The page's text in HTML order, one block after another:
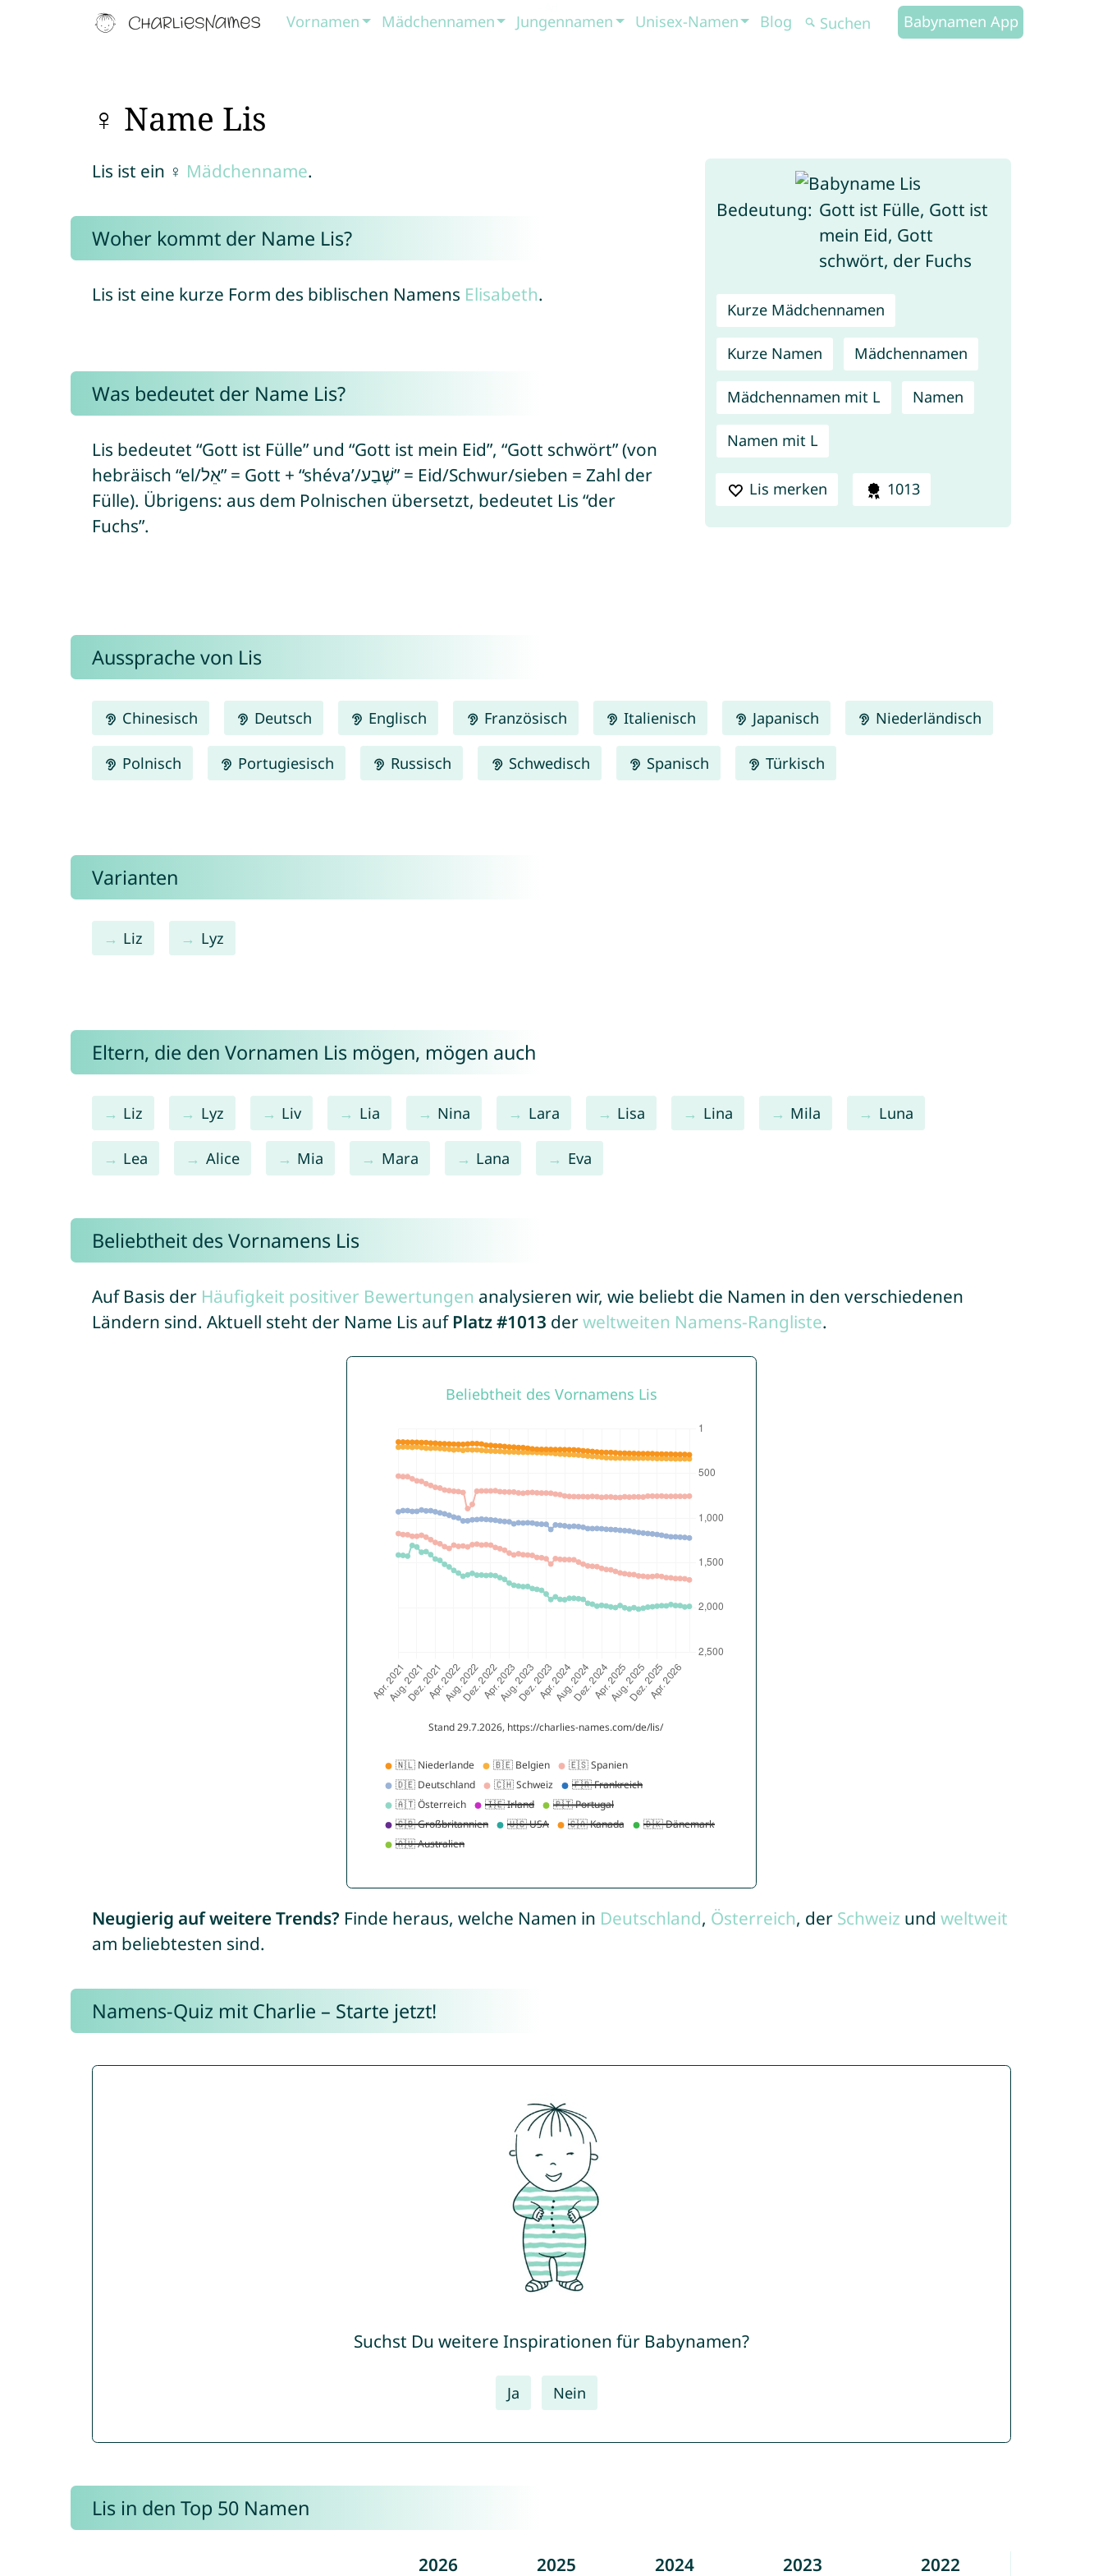
Vornamen Mädchennamen Jungennamen Unisex-Namen Blog Babynamen App
♀ Name Lis
Bedeutung: Gott ist Fülle, Gott ist
mein Eid, Gott
schwört, der Fuchs
Kurze Mädchennamen
Kurze Namen Mädchennamen
Mädchennamen mit L Namen
Namen mit L
Lis merken 1013
Lis ist ein ♀ Mädchenname.
Woher kommt der Name Lis?
Lis ist eine kurze Form des biblischen Namens Elisabeth.
Was bedeutet der Name Lis?
Lis bedeutet “Gott ist Fülle” und “Gott ist mein Eid”, “Gott schwört” (von
hebräisch “el/אֵל” = Gott + “shéva’/שֶׁבַע” = Eid/Schwur/sieben = Zahl der
Fülle). Übrigens: aus dem Polnischen übersetzt, bedeutet Lis “der
Fuchs”.
Aussprache von Lis
Chinesisch Deutsch Englisch Französisch Italienisch Japanisch Niederländisch
Polnisch Portugiesisch Russisch Schwedisch Spanisch Türkisch
Varianten
Liz Lyz
Eltern, die den Vornamen Lis mögen, mögen auch
Liz Lyz Liv Lia Nina Lara Lisa Lina Mila Luna
Lea Alice Mia Mara Lana Eva
Beliebtheit des Vornamens Lis
Auf Basis der Häufigkeit positiver Bewertungen analysieren wir, wie beliebt die Namen in den verschiedenen
Ländern sind. Aktuell steht der Name Lis auf Platz #1013 derweltweiten Namens-Rangliste.
Neugierig auf weitere Trends? Finde heraus, welche Namen in Deutschland, Österreich, der Schweiz und weltweit
am beliebtesten sind.
Namens-Quiz mit Charlie – Starte jetzt!
Suchst Du weitere Inspirationen für Babynamen?
Ja Nein
Lis in den Top 50 Namen
2026 2025 2024 2023 2022